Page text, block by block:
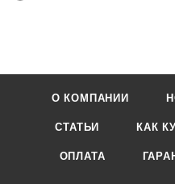
О КОМПАНИИ
СТАТЬИ КАК
ОПЛАТА